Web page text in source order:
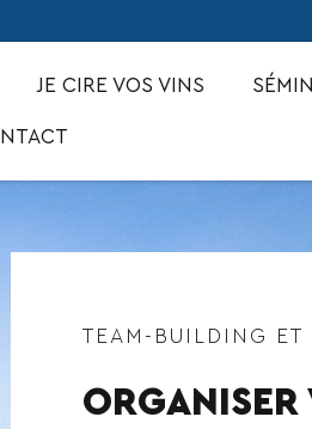
JE CIRE VOS VINS
TEAM-BUILDING ET
ORGANISER